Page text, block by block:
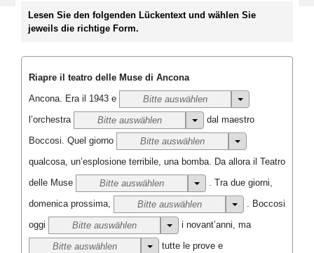
Lesen Sie den folgenden Lückentext und wählen Sie
jeweils die richtige Form.
Riapre il teatro delle Muse di Ancona
Ancona. Era il 1943 e
Bitte auswählen
l’orchestra
Bitte auswählen
dal maestro
Boccosi. Quel giorno
Bitte auswählen
qualcosa, un’esplosione terribile, una bomba. Da allora il Teatro
delle Muse
Bitte auswählen
Tra due giorni,
domenica prossima,
Bitte auswählen
Boccosi
oggi
Bitte auswählen i novant’anni, ma
Bitte auswählen tutte le prove e